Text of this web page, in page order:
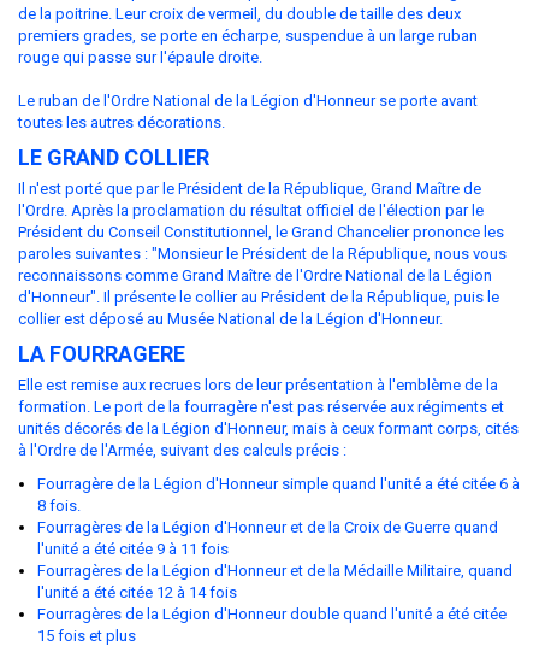
de la poitrine. Leur croix de vermeil, du double de taille des deux
premiers grades, se porte en écharpe, suspendue à un large ruban
rouge qui passe sur l'épaule droite.
Le ruban de l'Ordre National de la Légion d'Honneur se porte avant
toutes les autres décorations.
LE GRAND COLLIER
Il n'est porté que par le Président de la République, Grand Maître de
l'Ordre. Après la proclamation du résultat officiel de l'élection par le
Président du Conseil Constitutionnel, le Grand Chancelier prononce les
paroles suivantes : "Monsieur le Président de la République, nous vous
reconnaissons comme Grand Maître de l'Ordre National de la Légion
d'Honneur". Il présente le collier au Président de la République, puis le
collier est déposé au Musée National de la Légion d'Honneur.
LA FOURRAGERE
Elle est remise aux recrues lors de leur présentation à l'emblème de la
formation. Le port de la fourragère n'est pas réservée aux régiments et
unités décorés de la Légion d'Honneur, mais à ceux formant corps, cités
à l'Ordre de l'Armée, suivant des calculs précis :
Fourragère de la Légion d'Honneur simple quand l'unité a été citée 6 à
8 fois.
Fourragères de la Légion d'Honneur et de la Croix de Guerre quand
l'unité a été citée 9 à 11 fois
Fourragères de la Légion d'Honneur et de la Médaille Militaire, quand
l'unité a été citée 12 à 14 fois
Fourragères de la Légion d'Honneur double quand l'unité a été citée
15 fois et plus